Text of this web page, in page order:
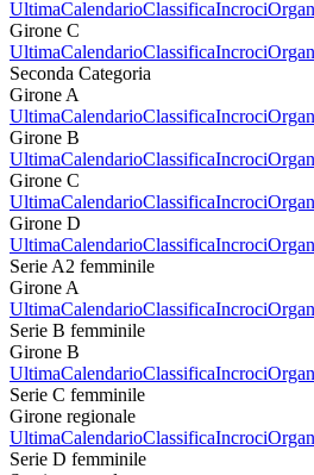
UltimaCalendarioClassificaIncroci
Girone C
UltimaCalendarioClassificaIncroci
Seconda Categoria
Girone A
UltimaCalendarioClassificaIncroci
Girone B
UltimaCalendarioClassificaIncroci
Girone C
UltimaCalendarioClassificaIncroci
Girone D
UltimaCalendarioClassificaIncroci
Serie A2 femminile
Girone A
UltimaCalendarioClassificaIncroci
Serie B femminile
Girone B
UltimaCalendarioClassificaIncroci
Serie C femminile
Girone regionale
UltimaCalendarioClassificaIncroci
Serie D femminile